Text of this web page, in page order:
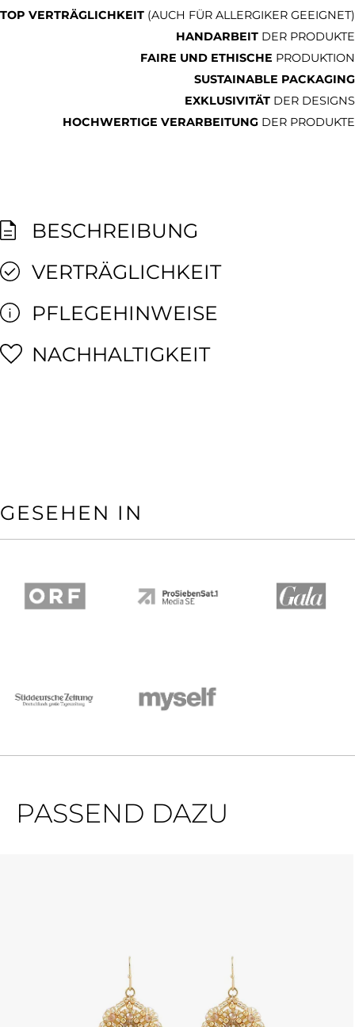
TOP VERTRÄGLICHKEIT (AUCH FÜR ALLERGIKER GEEIGNET)
HANDARBEIT DER PRODUKTE
FAIRE UND ETHISCHE PRODUKTION
SUSTAINABLE PACKAGING
EXKLUSIVITÄT DER DESIGNS
HOCHWERTIGE VERARBEITUNG DER PRODUKTE
BESCHREIBUNG
VERTRÄGLICHKEIT
PFLEGEHINWEISE
NACHHALTIGKEIT
GESEHEN IN
PASSEND DAZU